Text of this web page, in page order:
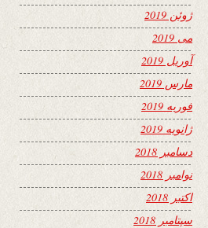
ژوئن 2019
می 2019
آوریل 2019
مارس 2019
فوریه 2019
ژانویه 2019
دسامبر 2018
نوامبر 2018
اکتبر 2018
سپتامبر 2018